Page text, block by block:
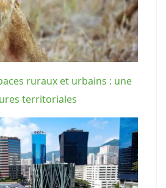
ruraux et urbains : une
territoriales